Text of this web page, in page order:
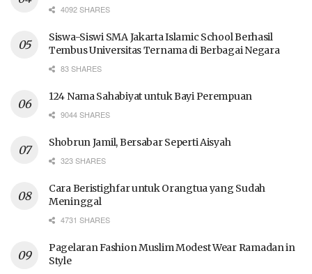
4092 SHARES
Siswa-Siswi SMA Jakarta Islamic School Berhasil
Tembus Universitas Ternama di Berbagai Negara
83 SHARES
124 Nama Sahabiyat untuk Bayi Perempuan
9044 SHARES
Shobrun Jamil, Bersabar Seperti Aisyah
323 SHARES
Cara Beristighfar untuk Orangtua yang Sudah
Meninggal
4731 SHARES
Pagelaran Fashion Muslim Modest Wear Ramadan in
Style